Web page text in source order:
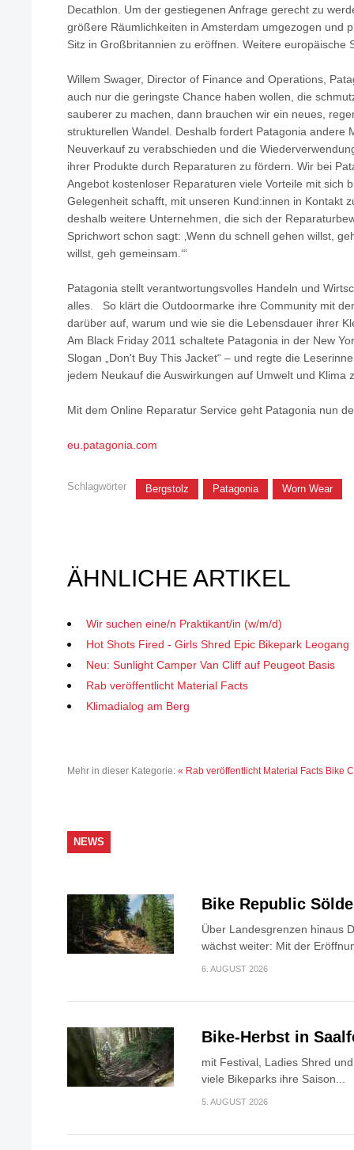
Decathlon. Um der gestiegenen Anfrage gerecht zu
größere Räumlichkeiten in Amsterdam umgezogen und
Sitz in Großbritannien zu eröffnen. Weitere europäische
Willem Swager, Director of Finance and Operations,
auch nur die geringste Chance haben wollen, die
sauberer zu machen, dann brauchen wir ein neues,
strukturellen Wandel. Deshalb fordert Patagonia andere
Neuverkauf zu verabschieden und die
ihrer Produkte durch Reparaturen zu fördern. Wir bei
Angebot kostenloser Reparaturen viele Vorteile mit sich
Gelegenheit schafft, mit unseren Kund:innen in Kontakt
deshalb weitere Unternehmen, die sich der
Sprichwort schon sagt: ‚Wenn du schnell gehen willst,
willst, geh gemeinsam.‘“
Patagonia stellt verantwortungsvolles Handeln und
alles. So klärt die Outdoormarke ihre Community mit
darüber auf, warum und wie sie die Lebensdauer ihrer
Am Black Friday 2011 schaltete Patagonia in der New
Slogan „Don't Buy This Jacket“ – und regte die
jedem Neukauf die Auswirkungen auf Umwelt und Klima
Mit dem Online Reparatur Service geht Patagonia nun
eu.patagonia.com
Schlagwörter Bergstolz Patagonia Worn Wear
ÄHNLICHE ARTIKEL
Wir suchen eine/n Praktikant/in (w/m/d)
Hot Shots Fired - Girls Shred Epic Bikepark Leogang
Neu: Sunlight Camper Van Cliff auf Peugeot Basis
Rab veröffentlicht Material Facts
Klimadialog am Berg
Mehr in dieser Kategorie: « Rab veröffentlicht Material Facts Bike
NEWS
Bike Republic
Über Landesgrenzen hinaus
wächst weiter: Mit der
6. AUGUST 2026
Bike-Herbst in
mit Festival, Ladies Shred
viele Bikeparks ihre Saison...
5. AUGUST 2026